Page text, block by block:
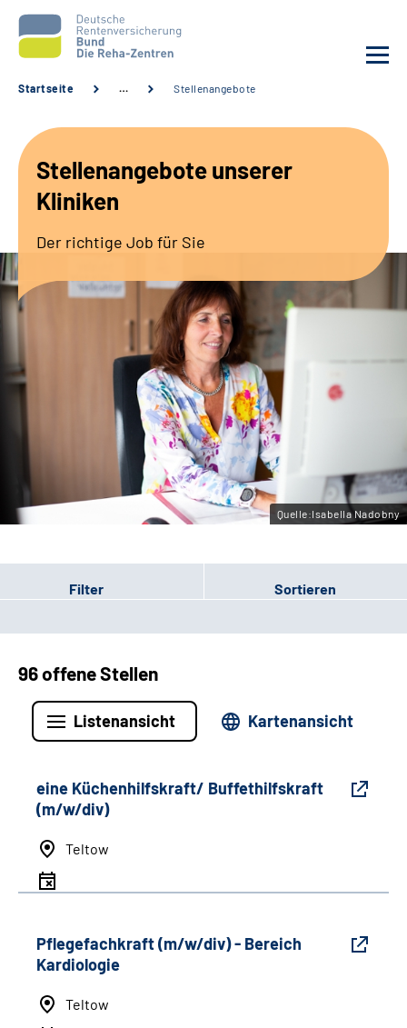
Unsere Kliniken
Sozialdienste & Zuweisende
Erweiterte Suche
Gebärdensprache
Leichte Sprache
Startseite … Stellenangebote
Stellenangebote unserer
Kliniken
Der richtige Job für Sie
Quelle:Isabella Nadobny
Filter Sortieren
96 offene Stellen
Listenansicht Kartenansicht
eine Küchenhilfskraft/ Buffethilfskraft
(m/w/div)
Teltow
Pflegefachkraft (m/w/div) - Bereich
Kardiologie
Teltow